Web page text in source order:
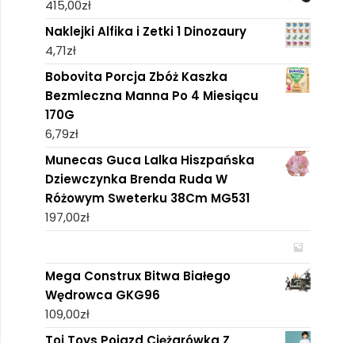
415,00zł
Naklejki Alfika i Zetki 1 Dinozaury
4,71zł
Bobovita Porcja Zbóż Kaszka
Bezmleczna Manna Po 4 Miesiącu
170G
6,79zł
Munecas Guca Lalka Hiszpańska
Dziewczynka Brenda Ruda W
Różowym Sweterku 38Cm MG531
197,00zł
Mega Construx Bitwa Białego
Wędrowca GKG96
109,00zł